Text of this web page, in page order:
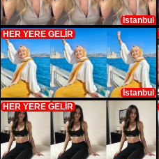
İstanbul
HER YERE GELİR
İstanbul
HER YERE GELİR